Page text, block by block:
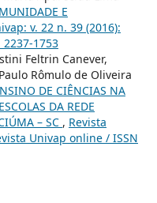
E
v. 22 n. 39 (2016):
1753
Feltrin Canever,
Rômulo de Oliveira
DE CIÊNCIAS NA
DA REDE
– SC , Revista
Univap online / ISSN